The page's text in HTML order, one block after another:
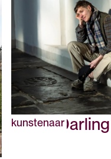
kunstenaar
Jesse Darling